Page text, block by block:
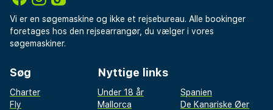
Vi er en søgemaskine og ikke et rejsebureau. Alle bookinger
foretages hos den rejsearrangør, du vælger i vores
søgemaskiner.
Søg
Charter
Fly
Nyttige links
Under 18 år
Spanien
Mallorca
De Kanariske Øer